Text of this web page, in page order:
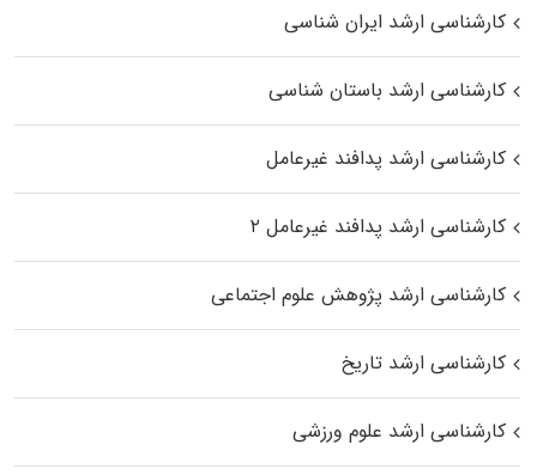
کارشناسی ارشد ایران شناسی
کارشناسی ارشد باستان شناسی
کارشناسی ارشد پدافند غیرعامل
کارشناسی ارشد پدافند غیرعامل ۲
کارشناسی ارشد پژوهش علوم اجتماعی
کارشناسی ارشد تاریخ
کارشناسی ارشد علوم ورزشی